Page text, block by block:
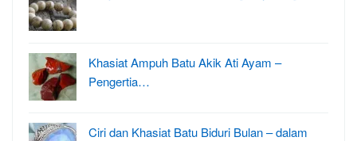
Khasiat Ampuh Batu Akik Ati Ayam –
Pengertia…
Ciri dan Khasiat Batu Biduri Bulan – dalam